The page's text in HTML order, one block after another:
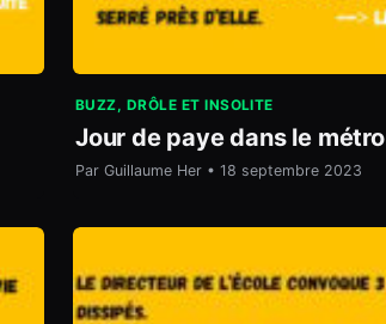
BUZZ, DRÔLE ET INSOLITE
Jour de paye dans le métro
Par Guillaume Her • 18 septembre 2023